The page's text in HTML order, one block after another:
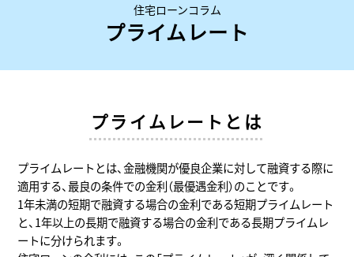
住宅ローンコラム
プライムレート
プライムレートとは
プライムレートとは、金融機関が優良企業に対して融資する際に
適用する、最良の条件での金利（最優遇金利）のことです。
1年未満の短期で融資する場合の金利である短期プライムレート
と、1年以上の長期で融資する場合の金利である長期プライムレ
ートに分けられます。